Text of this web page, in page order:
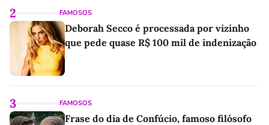
2 FAMOSOS
Deborah Secco é processada por vizinho
que pede quase R$ 100 mil de indenização
3 FAMOSOS
Frase do dia de Confúcio, famoso filósofo